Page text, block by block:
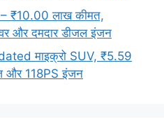
₹10.00 लाख कीमत,
और दमदार डीजल इंजन
माइक्रो SUV, ₹5.59
और 118PS इंजन